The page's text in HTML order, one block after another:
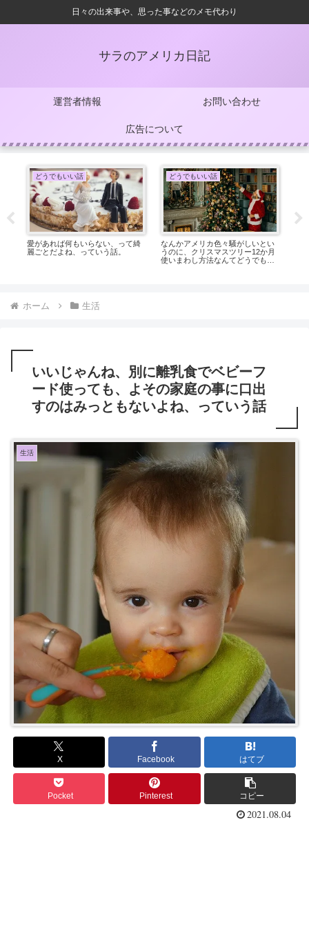
日々の出来事や、思った事などのメモ代わり
サラのアメリカ日記
運営者情報 お問い合わせ
広告について
どうでもいい話
愛があれば何もいらない、って綺
麗ごとだよね、っていう話。
どうでもいい話
なんかアメリカ色々騒がしいとい
うのに、クリスマスツリー12か月
使いまわし方法なんてどうでもい
ホーム 生活
いいじゃんね、別に離乳食でベビーフ
ード使っても、よその家庭の事に口出
すのはみっともないよね、っていう話
生活
X Facebook はてブ
Pocket Pinterest コピー
2021.08.04